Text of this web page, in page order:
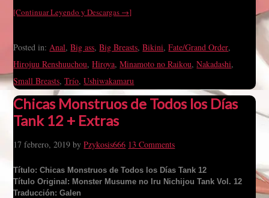
[Continuar Leyendo y Descargas →]
Posted in:Anal,Big ass,Big Breasts,Bikini,Fate/Grand Order,
Hirojuu Renshuuchou,Hiroya,Minamoto no Raikou,Nakadashi,
Small Breasts,Trío,Ushiwakamaru
Chicas Monstruos de Todos los Días
Tank 12 + Extras
17 febrero, 2019 byPzykosis666 13 Comments
Título: Chicas Monstruos de Todos los Días Tank 12
Título Original: Monster Musume no Iru Nichijou Tank Vol. 12
Traducción: Galen